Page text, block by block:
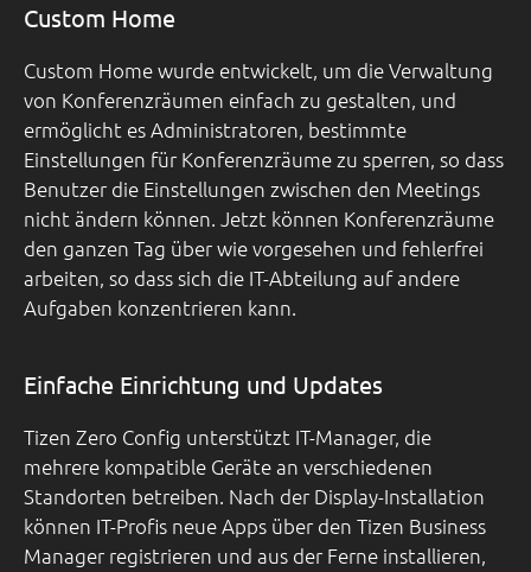
Custom Home
Custom Home wurde entwickelt, um die Verwaltung
von Konferenzräumen einfach zu gestalten, und
ermöglicht es Administratoren, bestimmte
Einstellungen für Konferenzräume zu sperren, so dass
Benutzer die Einstellungen zwischen den Meetings
nicht ändern können. Jetzt können Konferenzräume
den ganzen Tag über wie vorgesehen und fehlerfrei
arbeiten, so dass sich die IT-Abteilung auf andere
Aufgaben konzentrieren kann.
Einfache Einrichtung und Updates
Tizen Zero Config unterstützt IT-Manager, die
mehrere kompatible Geräte an verschiedenen
Standorten betreiben. Nach der Display-Installation
können IT-Profis neue Apps über den Tizen Business
Manager registrieren und aus der Ferne installieren,